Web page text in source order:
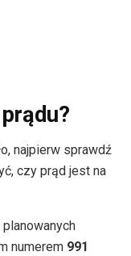
najpierw sprawdź
czy prąd jest na
numerem 991